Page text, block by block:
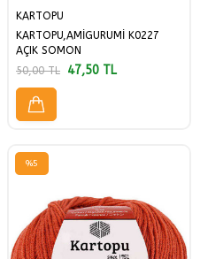
KARTOPU
KARTOPU,AMİGURUMİ K0227
AÇIK SOMON
50,00TL 47,50 TL
%5